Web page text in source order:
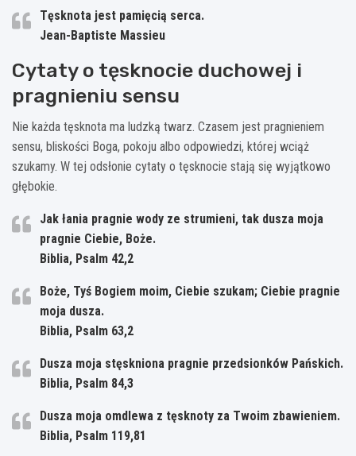
Tęsknota jest pamięcią serca.
Jean-Baptiste Massieu
Cytaty o tęsknocie duchowej i
pragnieniu sensu
Nie każda tęsknota ma ludzką twarz. Czasem jest pragnieniem
sensu, bliskości Boga, pokoju albo odpowiedzi, której wciąż
szukamy. W tej odsłonie cytaty o tęsknocie stają się wyjątkowo
głębokie.
Jak łania pragnie wody ze strumieni, tak dusza moja
pragnie Ciebie, Boże.
Biblia, Psalm 42,2
Boże, Tyś Bogiem moim, Ciebie szukam; Ciebie pragnie
moja dusza.
Biblia, Psalm 63,2
Dusza moja stęskniona pragnie przedsionków Pańskich.
Biblia, Psalm 84,3
Dusza moja omdlewa z tęsknoty za Twoim zbawieniem.
Biblia, Psalm 119,81